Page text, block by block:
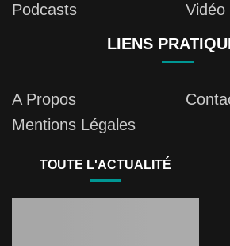
Podcasts
Vidéo
LIENS
A Propos
Mentions Légales
TOUTE L'ACTUALITÉ